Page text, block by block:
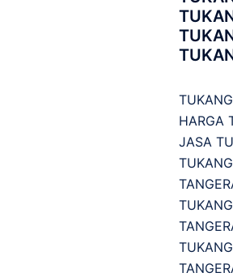
HARGA
JASA